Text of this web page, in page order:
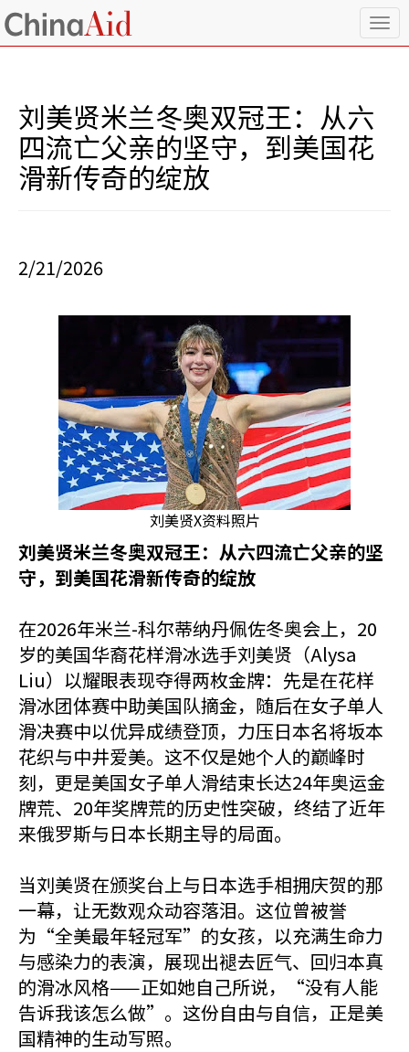
T
o
刘美贤米兰冬奥双冠王：从六
四流亡父亲的坚守，到美国花
滑新传奇的绽放
2/21/2026
刘美贤X资料照片
刘美贤米兰冬奥双冠王：从六四流亡父亲的坚
守，到美国花滑新传奇的绽放
在2026年米兰-科尔蒂纳丹佩佐冬奥会上，20
岁的美国华裔花样滑冰选手刘美贤（Alysa
Liu）以耀眼表现夺得两枚金牌：先是在花样
滑冰团体赛中助美国队摘金，随后在女子单人
滑决赛中以优异成绩登顶，力压日本名将坂本
花织与中井爱美。这不仅是她个人的巅峰时
刻，更是美国女子单人滑结束长达24年奥运金
牌荒、20年奖牌荒的历史性突破，终结了近年
来俄罗斯与日本长期主导的局面。
当刘美贤在颁奖台上与日本选手相拥庆贺的那
一幕，让无数观众动容落泪。这位曾被誉
为“全美最年轻冠军”的女孩，以充满生命力
与感染力的表演，展现出褪去匠气、回归本真
的滑冰风格——正如她自己所说，“没有人能
告诉我该怎么做”。这份自由与自信，正是美
国精神的生动写照。